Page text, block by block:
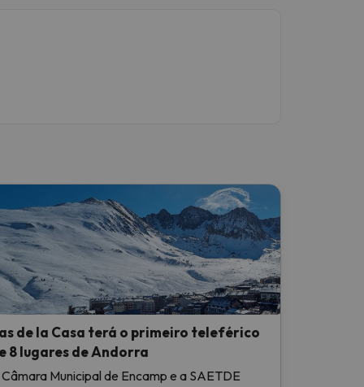
de la Casa terá o primeiro teleférico
8 lugares de Andorra
Municipal de Encamp e a SAETDE